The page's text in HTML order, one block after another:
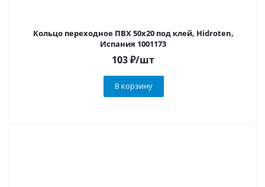
Кольцо переходное ПВХ 50х20 под клей, Hidroten,
Испания 1001173
103₽/шт
В корзину